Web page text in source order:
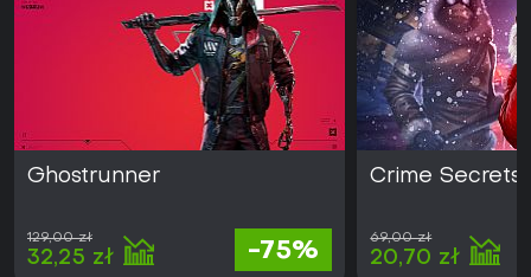
Ghostrunner
129,00 zł
32,25 zł -75%
Crime Secrets:
69,00 zł
20,70 zł